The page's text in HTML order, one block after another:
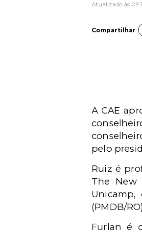
Atualizado às
Compartilhar
A CAE
pelo
Ruiz é
The New
(PMDB/
Furlan é